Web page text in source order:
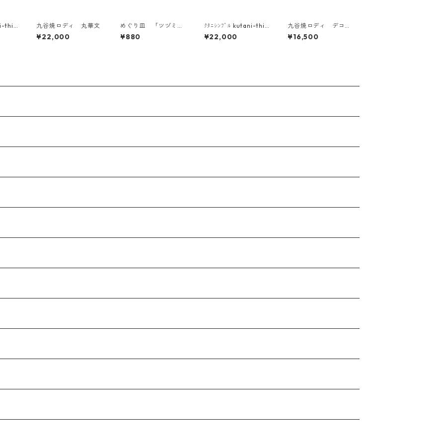
thi
九谷焼ロディ 丸華文
¥22,000
めぐり皿 「ツヅミモ
ン」
¥880
ｸﾀﾆｼﾝﾌﾞﾙ kutani-thi
mble 05 九谷焼指貫
¥22,000
九谷焼ロディ デコ盛
赤花文
¥16,500